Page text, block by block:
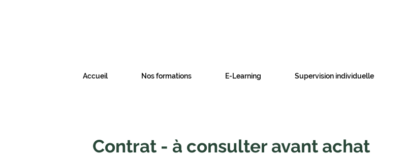
Accueil Nos formations E-Learning Supervision individuelle
Contrat - à consulter avant achat